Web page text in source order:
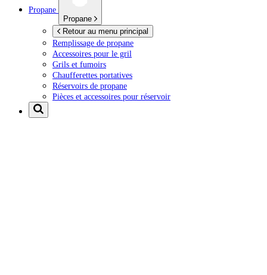
Propane
Propane
Retour au menu principal
Remplissage de propane
Accessoires pour le gril
Grils et fumoirs
Chaufferettes portatives
Réservoirs de propane
Pièces et accessoires pour réservoir